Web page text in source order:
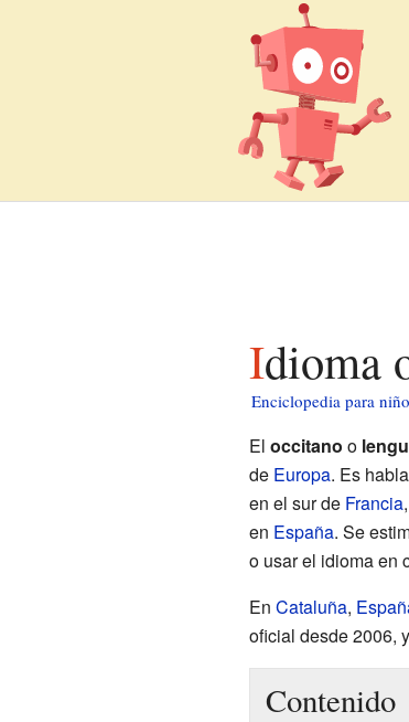
Idioma
Enciclopedia para
El occitano o
de Europa. Es
en el sur de Francia
en España. Se
o usar el idioma en
En Cataluña,
oficial desde 2006,
Contenido